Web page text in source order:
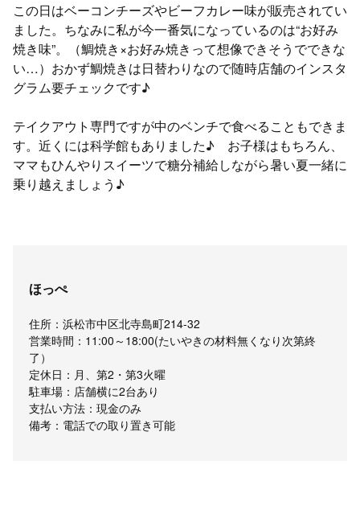
この日はベーコンチーズやビーフカレー味が販売されてい
ました。ちなみに私が今一番気になっているのは“お好み
焼き味”。（鯛焼き×お好み焼きって想像できそうでできな
い…）おかず鯛焼きは日替わりなので随時店舗のインスタ
グラム要チェックです♪
テイクアウト専門ですが中のベンチで食べることもできま
す。近くには科学館もありました♪ お子様はもちろん、
ママもひんやりスイーツで糖分補給しながら暑い夏一緒に
乗り越えましょう♪
ほっぺ
住所：浜松市中区北寺島町214-32
営業時間：11:00～18:00(たいやきの材料無くなり次第終
了）
定休日：月、第2・第3火曜
駐車場：店舗横に2台あり
支払い方法：現金のみ
備考：電話での取り置き可能